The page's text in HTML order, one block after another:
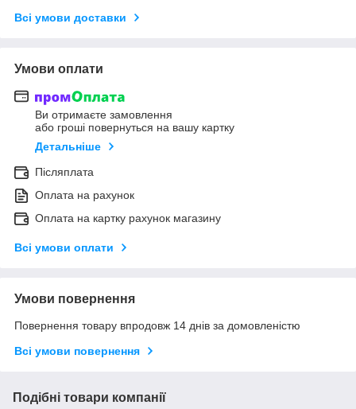
Всі умови доставки
Умови оплати
Ви отримаєте замовлення
або гроші повернуться на вашу картку
Детальніше
Післяплата
Оплата на рахунок
Оплата на картку рахунок магазину
Всі умови оплати
Умови повернення
Повернення товару впродовж 14 днів за домовленістю
Всі умови повернення
Подібні товари компанії